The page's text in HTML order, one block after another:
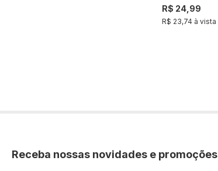
R$ 24,99
R$ 23,74 à vista
Receba nossas novidades e promoções